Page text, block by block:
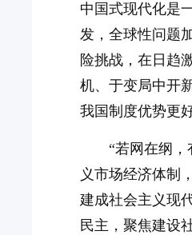
中国式现代化是
发，全球性问题
险挑战，在日趋
机、于变局中开
我国制度优势更
“若网在纲
义市场经济体制
建成社会主义现
民主，聚焦建设